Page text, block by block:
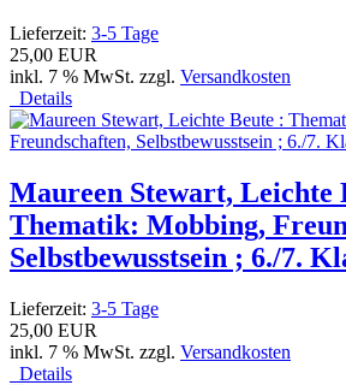
Lieferzeit: 3-5 Tage
25,00 EUR
inkl. 7 % MwSt. zzgl. Versandkosten
Details
Maureen Stewart, Leichte
Thematik: Mobbing,
Selbstbewusstsein ; 6./7.
Lieferzeit: 3-5 Tage
25,00 EUR
inkl. 7 % MwSt. zzgl. Versandkosten
Details